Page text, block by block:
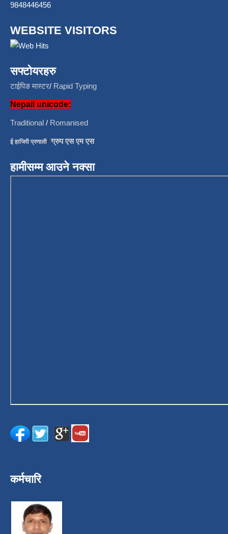
9848446456
WEBSITE VISITORS
सफ्टोयरहरु
टाईपिङ मास्टर/ Rapid Typing
Nepali unicode:
Traditional / Romanised
ई हाजिरी प्रणाली/ग्रुप एस एम एस
हामीसम्म आउने नक्सा
कर्मचारि